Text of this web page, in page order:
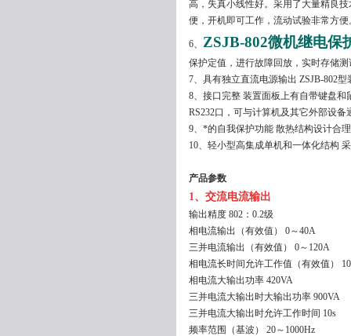
高，失真小线性好。采用了大量精良
便，开机即可工作，流动试验非常方便
6、 ZSJB-802微机继电保
保护定值，进行故障回放，实时存储
7、具有独立直流电源输出 ZSJB-802
8、接口完整 装置面板上有自带键盘
RS232口，可与计算机及其它外部设备
9、*的自我保护功能 散热结构设计合
10、轻小型高集成单机和一体化结构
产品参数
1、交流电流输出
输出精度 802：0.2级
相电流输出（有效值） 0～40A
三并电流输出（有效值） 0～120A
相电流长时间允许工作值（有效值）
相电流大输出功率 420VA
三并电流大输出时大输出功率 900VA
三并电流大输出时允许工作时间 10s
频率范围（基波） 20～1000Hz